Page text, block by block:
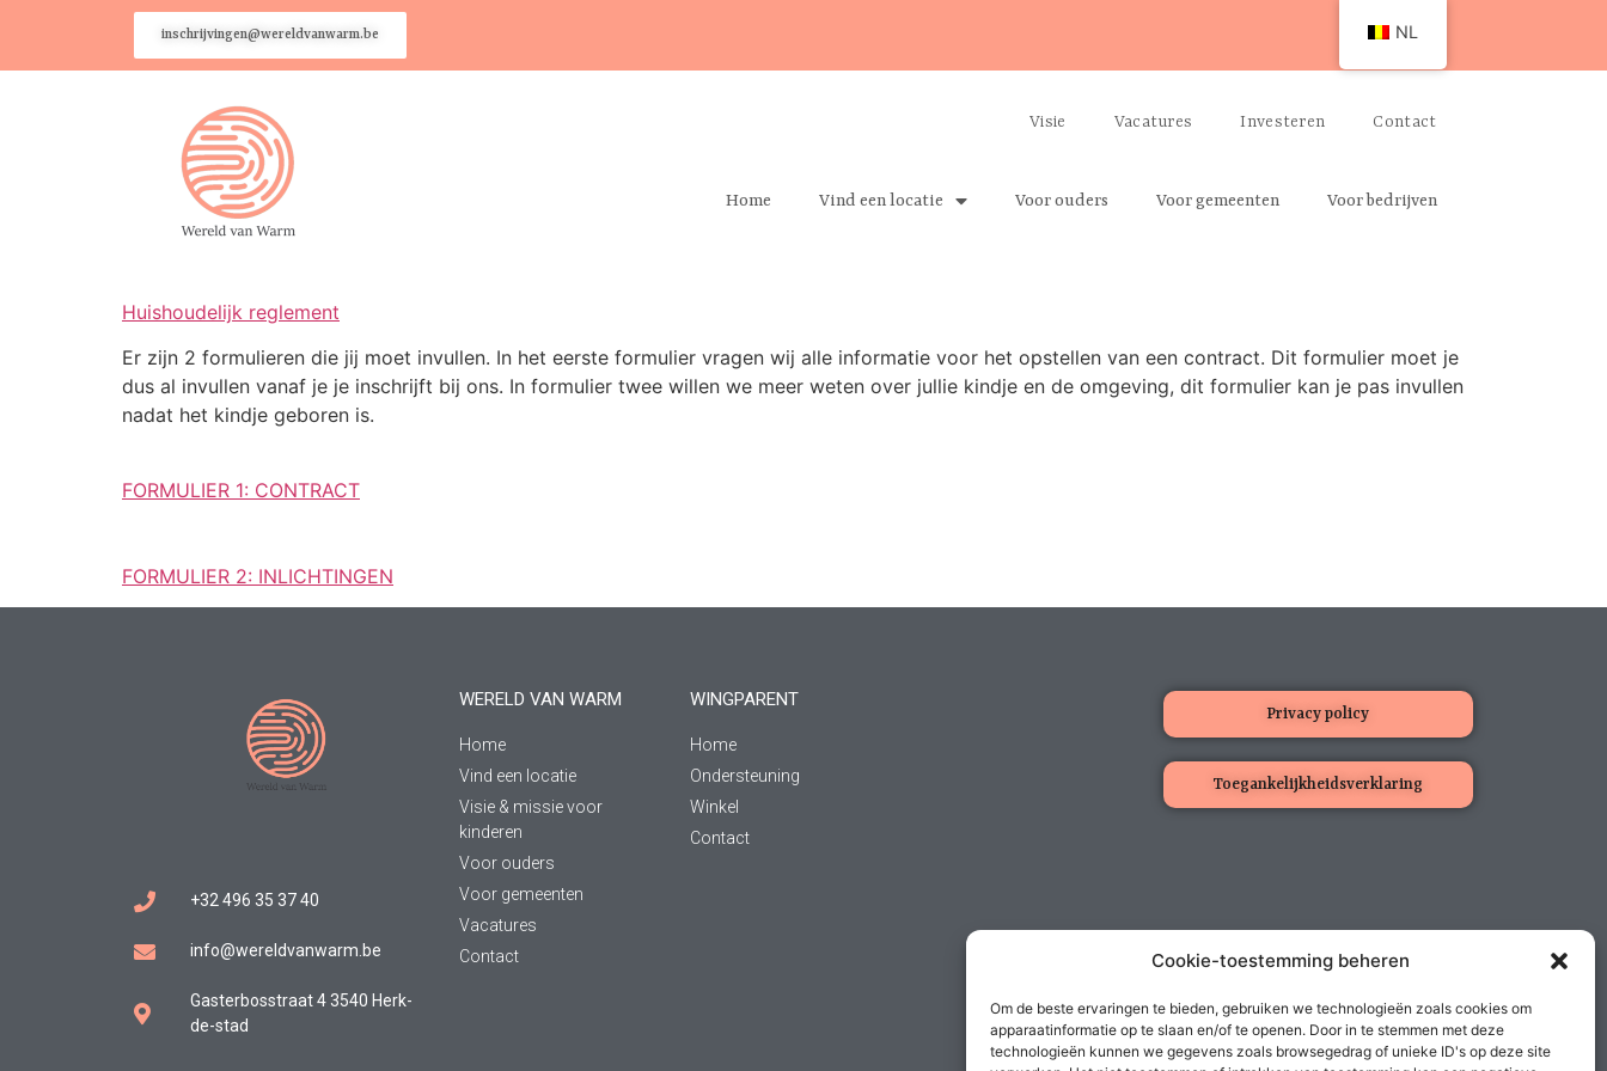
Cookie-toestemming beheren
Om de beste ervaringen te bieden, gebruiken we technologieën zoals cookies om
apparaatinformatie op te slaan en/of te openen. Door in te stemmen met deze
technologieën kunnen we gegevens zoals browsegedrag of unieke ID's op deze site
inschrijvingen@wereldvanwarm.be
Visie Vacatures Investeren Contact
Home Vind een locatie Voor ouders Voor gemeenten Voor bedrijven
Huishoudelijk reglement
Er zijn 2 formulieren die jij moet invullen. In het eerste formulier vragen wij alle informatie voor het opstellen van een contract. Dit formulier moet je
dus al invullen vanaf je je inschrijft bij ons. In formulier twee willen we meer weten over jullie kindje en de omgeving, dit formulier kan je pas invullen
nadat het kindje geboren is.
FORMULIER 1: CONTRACT
FORMULIER 2: INLICHTINGEN
+32 496 35 37 40
info@wereldvanwarm.be
Gasterbosstraat 4 3540 Herk-
de-stad
WERELD VAN WARM
Home
Vind een locatie
Visie & missie voor
kinderen
Voor ouders
Voor gemeenten
Vacatures
Contact
WINGPARENT
Home
Ondersteuning
Winkel
Contact
Privacy policy
Toegankelijkheidsverklaring
NL